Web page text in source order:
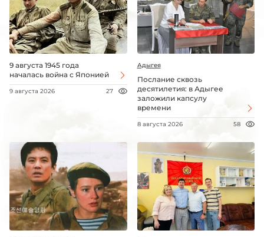
9 августа 1945 года
началась война с Японией
9 августа 2026 27
Адыгея
Послание сквозь
десятилетия: в Адыгее
заложили капсулу
времени
8 августа 2026 58